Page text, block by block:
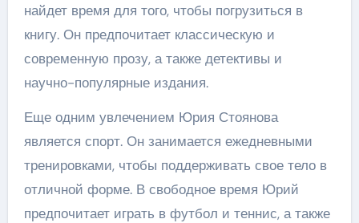
найдет время для того, чтобы погрузиться в
книгу. Он предпочитает классическую и
современную прозу, а также детективы и
научно-популярные издания.
Еще одним увлечением Юрия Стоянова
является спорт. Он занимается ежедневными
тренировками, чтобы поддерживать свое тело в
отличной форме. В свободное время Юрий
предпочитает играть в футбол и теннис, а также